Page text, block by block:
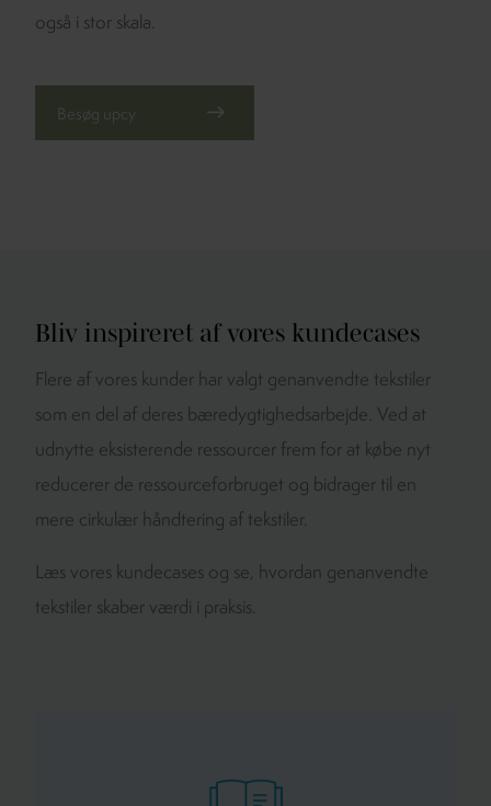
også i stor skala.
Besøg upcy
Bliv inspireret af vores kundecases
Flere af vores kunder har valgt genanvendte tekstiler
som en del af deres bæredygtighedsarbejde. Ved at
udnytte eksisterende ressourcer frem for at købe nyt
reducerer de ressourceforbruget og bidrager til en
mere cirkulær håndtering af tekstiler.
Læs vores kundecases og se, hvordan genanvendte
tekstiler skaber værdi i praksis.